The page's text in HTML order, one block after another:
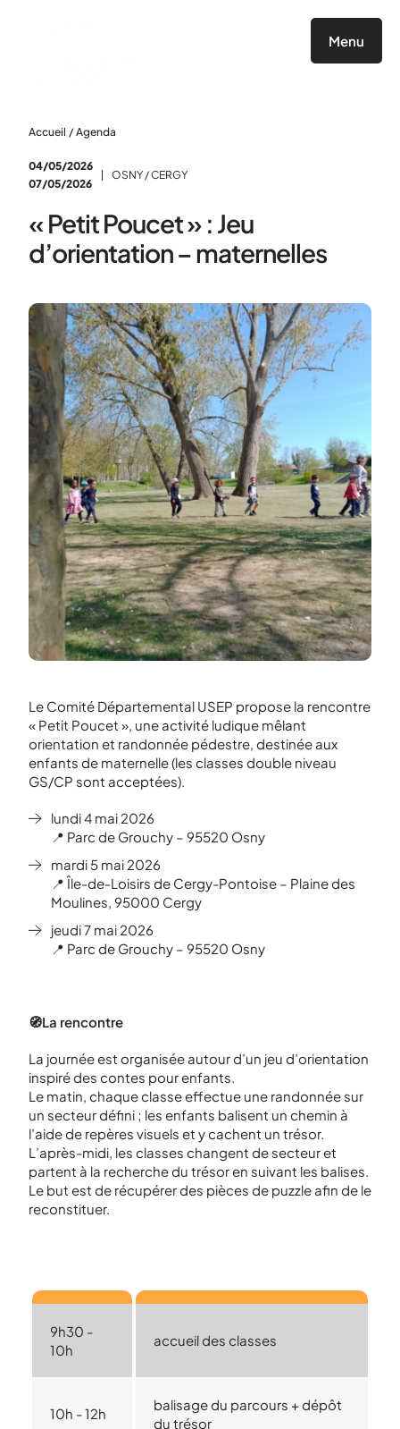
Menu
Accueil / Agenda
04/05/2026
07/05/2026
OSNY / CERGY
« Petit Poucet » : Jeu
d’orientation – maternelles
Le Comité Départemental USEP propose la rencontre
« Petit Poucet », une activité ludique mêlant
orientation et randonnée pédestre, destinée aux
enfants de maternelle (les classes double niveau
GS/CP sont acceptées).
lundi 4 mai 2026
📍 Parc de Grouchy – 95520 Osny
mardi 5 mai 2026
📍 Île-de-Loisirs de Cergy-Pontoise – Plaine des
Moulines, 95000 Cergy
jeudi 7 mai 2026
📍 Parc de Grouchy – 95520 Osny
🧭La rencontre
La journée est organisée autour d’un jeu d’orientation
inspiré des contes pour enfants.
Le matin, chaque classe effectue une randonnée sur
un secteur défini ; les enfants balisent un chemin à
l’aide de repères visuels et y cachent un trésor.
L’après-midi, les classes changent de secteur et
partent à la recherche du trésor en suivant les balises.
Le but est de récupérer des pièces de puzzle afin de le
reconstituer.
9h30 -
10h
accueil des classes
10h - 12h
balisage du parcours + dépôt
du trésor